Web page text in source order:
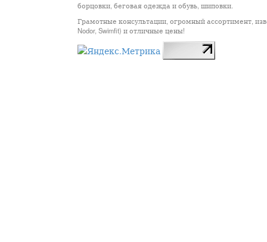
борцовки, беговая одежда и обувь, шиповки.
Грамотные консультации, огромный ассортимент,
Nodor, Swimfit) и отличные цены!